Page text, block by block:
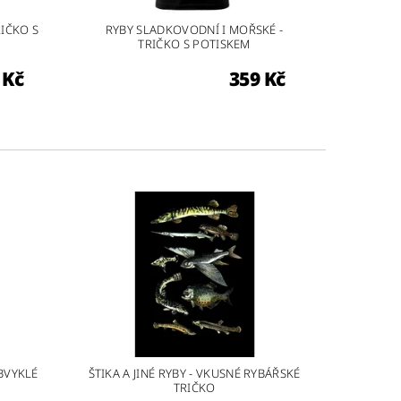
S
RYBY SLADKOVODNÍ I MOŘSKÉ -
TRIČKO S POTISKEM
359 Kč
ŠTIKA A JINÉ RYBY - VKUSNÉ RYBÁŘSKÉ
TRIČKO